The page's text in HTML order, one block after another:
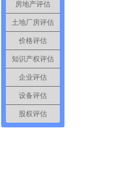
房地产评估
土地厂房评估
价格评估
知识产权评估
企业评估
设备评估
股权评估